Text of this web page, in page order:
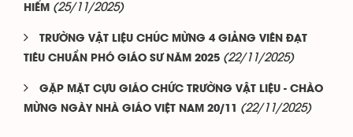
HIẾM (25/11/2025)
TRƯỜNG VẬT LIỆU CHÚC MỪNG 4 GIẢNG VIÊN ĐẠT
TIÊU CHUẨN PHÓ GIÁO SƯ NĂM 2025 (22/11/2025)
GẶP MẶT CỰU GIÁO CHỨC TRƯỜNG VẬT LIỆU - CHÀO
MỪNG NGÀY NHÀ GIÁO VIỆT NAM 20/11
(22/11/2025)